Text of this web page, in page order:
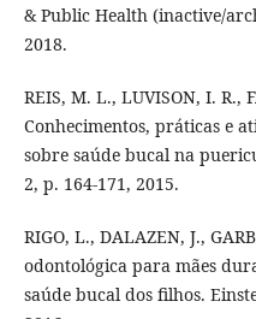
& Public Health (inactive/
2018.
REIS, M. L., LUVISON, I. R.,
Conhecimentos, práticas e
sobre saúde bucal na
2, p. 164-171, 2015.
RIGO, L., DALAZEN, J.,
odontológica para mães
saúde bucal dos filhos.